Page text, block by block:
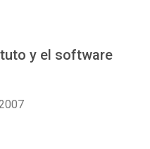
y el software